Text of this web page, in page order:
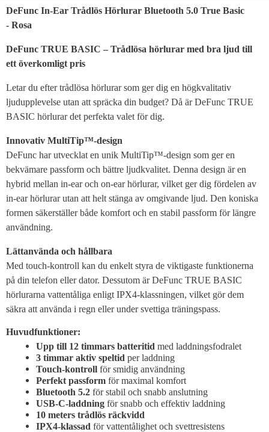
Produktbeskrivning
DeFunc In-Ear Trådlös Hörlurar Bluetooth 5.0 True Basic
- Rosa
DeFunc TRUE BASIC – Trådlösa hörlurar med bra ljud till
ett överkomligt pris
Letar du efter trådlösa hörlurar som ger dig en högkvalitativ
ljudupplevelse utan att spräcka din budget? Då är DeFunc TRUE
BASIC hörlurar det perfekta valet för dig.
Innovativ MultiTip™-design
DeFunc har utvecklat en unik MultiTip™-design som ger en
bekvämare passform och bättre ljudkvalitet. Denna design är en
hybrid mellan in-ear och on-ear hörlurar, vilket ger dig fördelen av
in-ear hörlurar utan att helt stänga av omgivande ljud. Den koniska
formen säkerställer både komfort och en stabil passform för längre
användning.
Lättanvända och hållbara
Med touch-kontroll kan du enkelt styra de viktigaste funktionerna
på din telefon eller dator. Dessutom är DeFunc TRUE BASIC
hörlurarna vattentåliga enligt IPX4-klassningen, vilket gör dem
säkra att använda i regn eller under svettiga träningspass.
Huvudfunktioner:
Upp till 12 timmars batteritid med laddningsfodralet
3 timmar aktiv speltid per laddning
Touch-kontroll för smidig användning
Perfekt passform för maximal komfort
Bluetooth 5.2 för stabil och snabb anslutning
USB-C-laddning för snabb och effektiv laddning
10 meters trådlös räckvidd
IPX4-klassad för vattentålighet och svettresistens